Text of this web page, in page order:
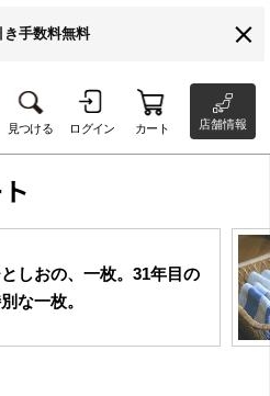
き手数料無料
見つける ログイン カート 店舗情報
しおの、一枚。31年目の
な一枚。